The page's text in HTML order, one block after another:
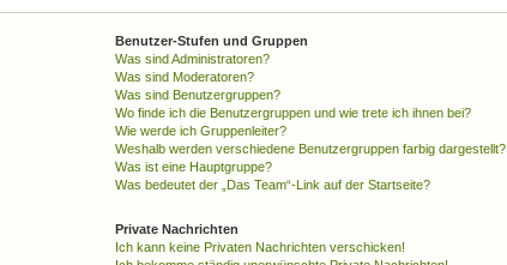
Benutzer-Stufen und Gruppen
Was sind Administratoren?
Was sind Moderatoren?
Was sind Benutzergruppen?
Wo finde ich die Benutzergruppen und wie trete ich ihnen bei?
Wie werde ich Gruppenleiter?
Weshalb werden verschiedene Benutzergruppen farbig dargestellt?
Was ist eine Hauptgruppe?
Was bedeutet der „Das Team“-Link auf der Startseite?
Private Nachrichten
Ich kann keine Privaten Nachrichten verschicken!